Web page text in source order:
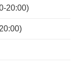
20:00)